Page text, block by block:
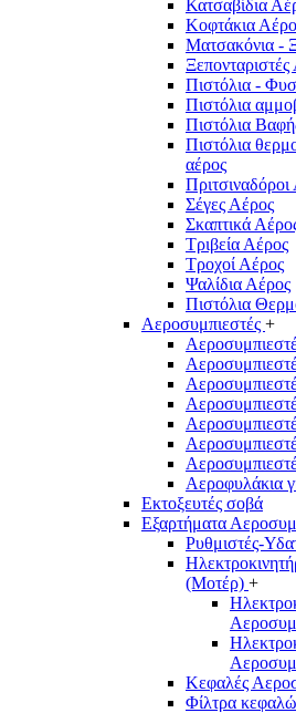
Κατσαβίδια
Κοφτάκια
Ματσακόνια -
Πιστόλια -
Πιστόλια
Πιστόλια
Πιστόλια
αέρος
Σέγες Αέρος
Σκαπτικά
Τριβεία Αέρος
Τροχοί Αέρος
Ψαλίδια Αέρος
Πιστόλια
Αεροσυμπιεστές +
Αεροφυλάκια
Εκτοξευτές σοβά
Εξαρτήματα
Ρυθμιστές-
(Μοτέρ) +
Κεφαλές
Φίλτρα